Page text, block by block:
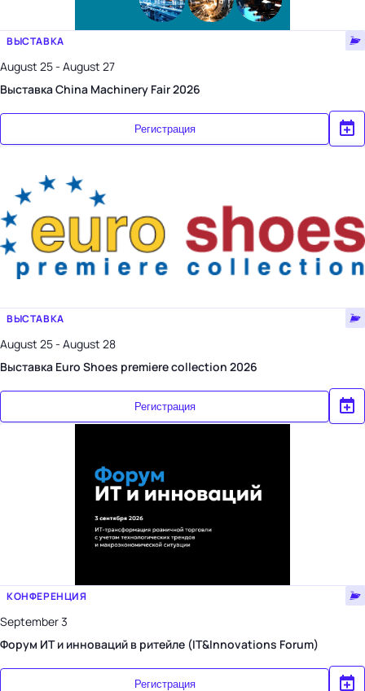
ВЫСТАВКА
August 25 - August 27
Выставка China Machinery Fair 2026
Регистрация
ВЫСТАВКА
August 25 - August 28
Выставка Euro Shoes premiere collection 2026
Регистрация
КОНФЕРЕНЦИЯ
September 3
Форум ИТ и инноваций в ритейле (IT&Innovations Forum)
Регистрация